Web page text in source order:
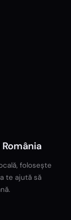
folosește
te ajută să